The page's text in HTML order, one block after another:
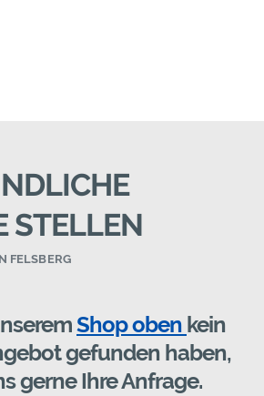
STELLEN
FELSBERG
Shop oben kein
gefunden haben,
gerne Ihre Anfrage.